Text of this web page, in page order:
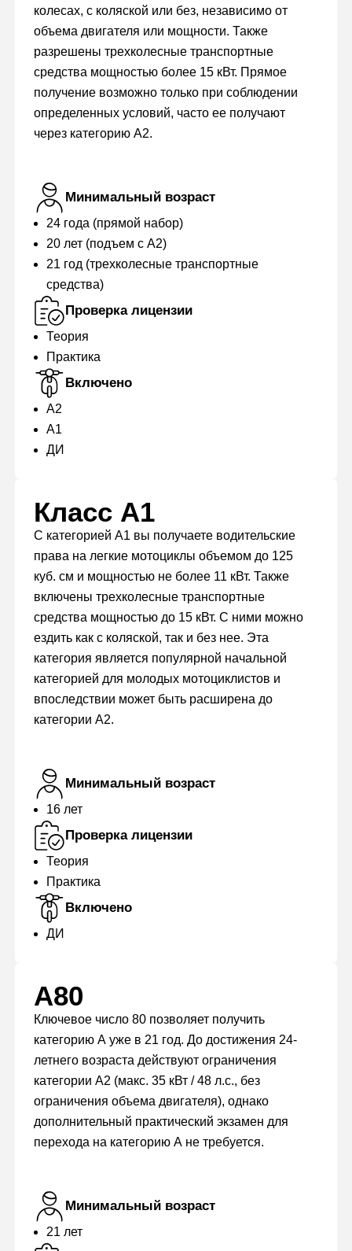
колесах, с коляской или без, независимо от
объема двигателя или мощности. Также
разрешены трехколесные транспортные
средства мощностью более 15 кВт. Прямое
получение возможно только при соблюдении
определенных условий, часто ее получают
через категорию А2.
Минимальный возраст
24 года (прямой набор)
20 лет (подъем с А2)
21 год (трехколесные транспортные
средства)
Проверка лицензии
Теория
Практика
Включено
А2
А1
ДИ
Класс А1
С категорией A1 вы получаете водительские
права на легкие мотоциклы объемом до 125
куб. см и мощностью не более 11 кВт. Также
включены трехколесные транспортные
средства мощностью до 15 кВт. С ними можно
ездить как с коляской, так и без нее. Эта
категория является популярной начальной
категорией для молодых мотоциклистов и
впоследствии может быть расширена до
категории A2.
Минимальный возраст
16 лет
Проверка лицензии
Теория
Практика
Включено
ДИ
А80
Ключевое число 80 позволяет получить
категорию А уже в 21 год. До достижения 24-
летнего возраста действуют ограничения
категории А2 (макс. 35 кВт / 48 л.с., без
ограничения объема двигателя), однако
дополнительный практический экзамен для
перехода на категорию А не требуется.
Минимальный возраст
21 лет